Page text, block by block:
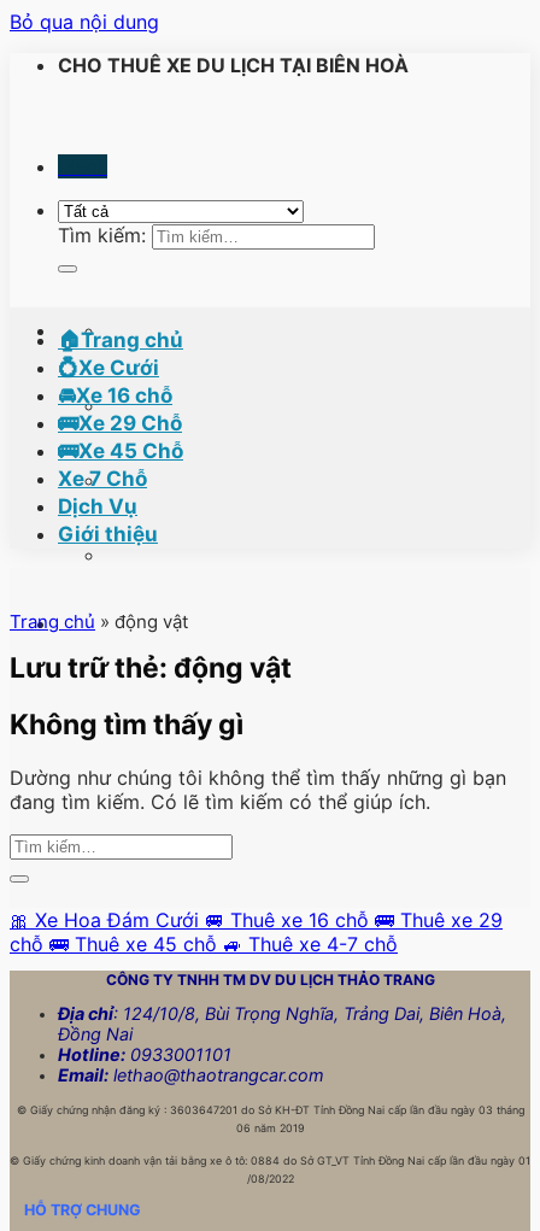
Bỏ qua nội dung
CHO THUÊ XE DU LỊCH TẠI BIÊN HOÀ
Tìm kiếm:
🏠Trang chủ
💍Xe Cưới
🚘Xe 16 chỗ
🚌Xe 29 Chỗ
🚌Xe 45 Chỗ
Xe 7 Chỗ
Dịch Vụ
Giới thiệu
Trang chủ » động vật
Lưu trữ thẻ: động vật
Không tìm thấy gì
Dường như chúng tôi không thể tìm thấy những gì bạn
đang tìm kiếm. Có lẽ tìm kiếm có thể giúp ích.
🎀 Xe Hoa Đám Cưới 🚐 Thuê xe 16 chỗ 🚌 Thuê xe 29
chỗ 🚌 Thuê xe 45 chỗ 🚙 Thuê xe 4-7 chỗ
CÔNG TY TNHH TM DV DU LỊCH THẢO TRANG
Địa chỉ: 124/10/8, Bùi Trọng Nghĩa, Trảng Dai, Biên Hoà,
Đồng Nai
Hotline: 0933001101
Email: lethao@thaotrangcar.com
©Giấy chứng nhận đăng ký : 3603647201 do Sở KH-ĐT Tỉnh Đồng Nai cấp lần đầu ngày 03 tháng
06 năm 2019
© Giấy chứng kinh doanh vận tải bằng xe ô tô: 0884 do Sở GT_VT Tỉnh Đồng Nai cấp lần đầu ngày 01
/08/2022
HỖ TRỢ CHUNG